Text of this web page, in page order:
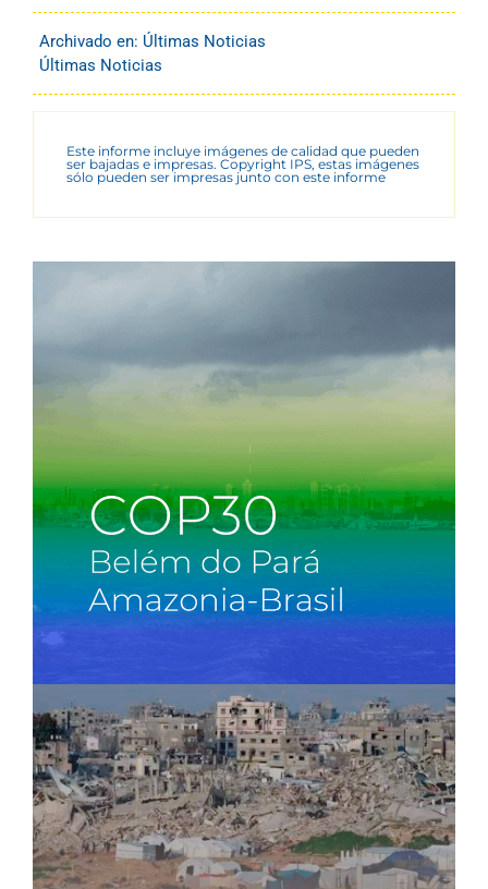
Archivado en: Últimas Noticias
Últimas Noticias
Este informe incluye imágenes de calidad que pueden
ser bajadas e impresas. Copyright IPS, estas imágenes
sólo pueden ser impresas junto con este informe